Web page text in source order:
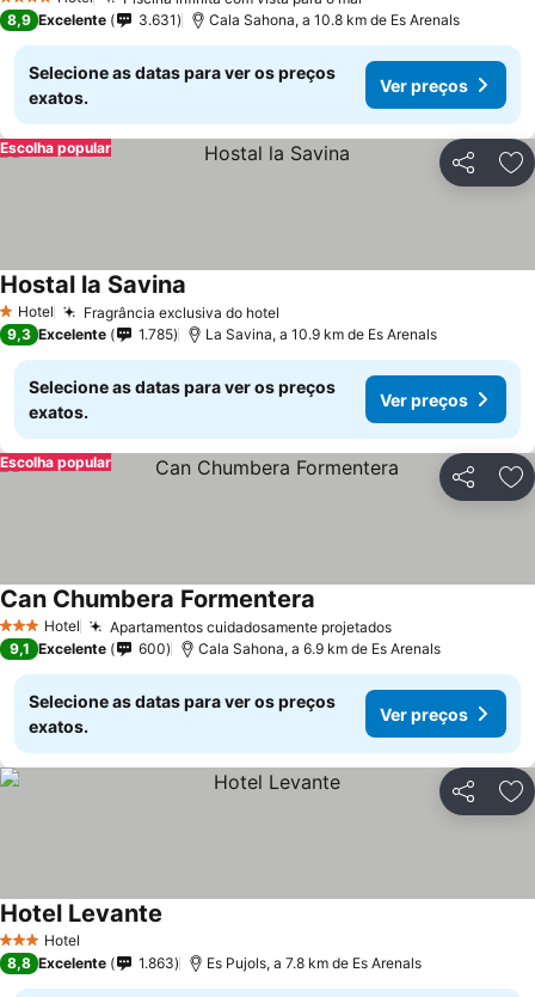
4 Estrelas
8,9 Excelente 3.631 Cala Sahona, a 10.8 km de Es Arenals
Selecione as datas para ver os preços
exatos.
Ver preços
Partilhar
Escolha popular
1 Estrelas
Hotel Fragrância exclusiva do hotel
Hostal la Savina
9,3 Excelente 1.785 La Savina, a 10.9 km de Es Arenals
Selecione as datas para ver os preços
exatos.
Ver preços
Partilhar
Escolha popular
3 EstrelasHotel Apartamentos cuidadosamente projetados
Can Chumbera Formentera
9,1 Excelente 600 Cala Sahona, a 6.9 km de Es Arenals
Selecione as datas para ver os preços
exatos.
Ver preços
Partilhar
3 EstrelasHotel
Hotel Levante
8,8 Excelente 1.863 Es Pujols, a 7.8 km de Es Arenals